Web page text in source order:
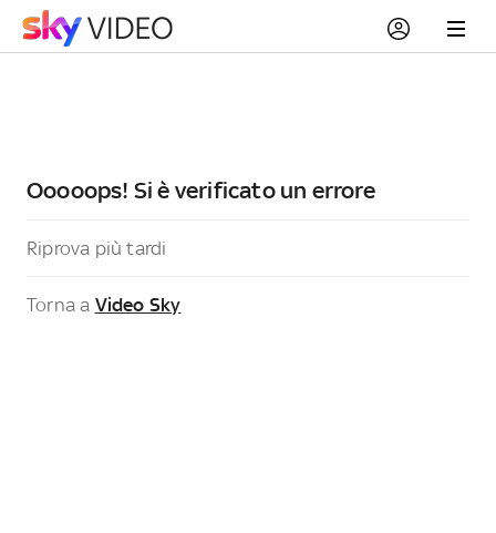
Ooooops! Si è verificato un errore
Riprova più tardi
Torna a Video Sky